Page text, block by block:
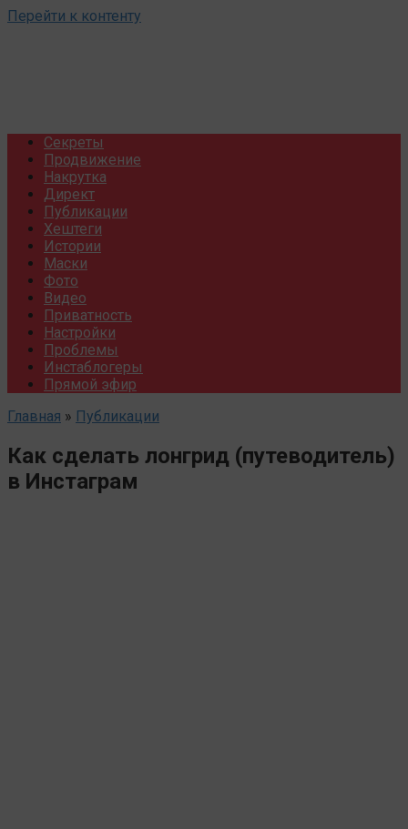
Перейти к контенту
Секреты
Продвижение
Накрутка
Директ
Публикации
Хештеги
Истории
Маски
Фото
Видео
Приватность
Настройки
Проблемы
Инстаблогеры
Прямой эфир
Главная » Публикации
Как сделать лонгрид (путеводитель)
в Инстаграм